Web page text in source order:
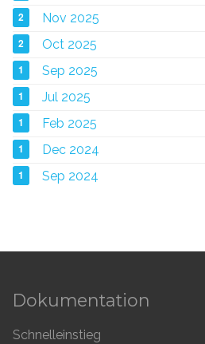
2 Nov 2025
2 Oct 2025
1 Sep 2025
1 Jul 2025
1 Feb 2025
1 Dec 2024
1 Sep 2024
Dokumentation
Schnelleinstieg